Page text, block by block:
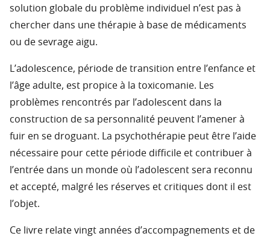
solution globale du problème individuel n’est pas à
chercher dans une thérapie à base de médicaments
ou de sevrage aigu.
L’adolescence, période de transition entre l’enfance et
l’âge adulte, est propice à la toxicomanie. Les
problèmes rencontrés par l’adolescent dans la
construction de sa personnalité peuvent l’amener à
fuir en se droguant. La psychothérapie peut être l’aide
nécessaire pour cette période difficile et contribuer à
l’entrée dans un monde où l’adolescent sera reconnu
et accepté, malgré les réserves et critiques dont il est
l’objet.
Ce livre relate vingt années d’accompagnements et de